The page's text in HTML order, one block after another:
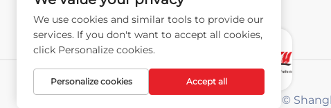
SOUTIEN INFORMATIQUE
Droits d'auteur ©
We use cookies and similar tools to provide our
services. If you don't want to accept all cookies,
click Personalize cookies.
Personalize cookies Accept all